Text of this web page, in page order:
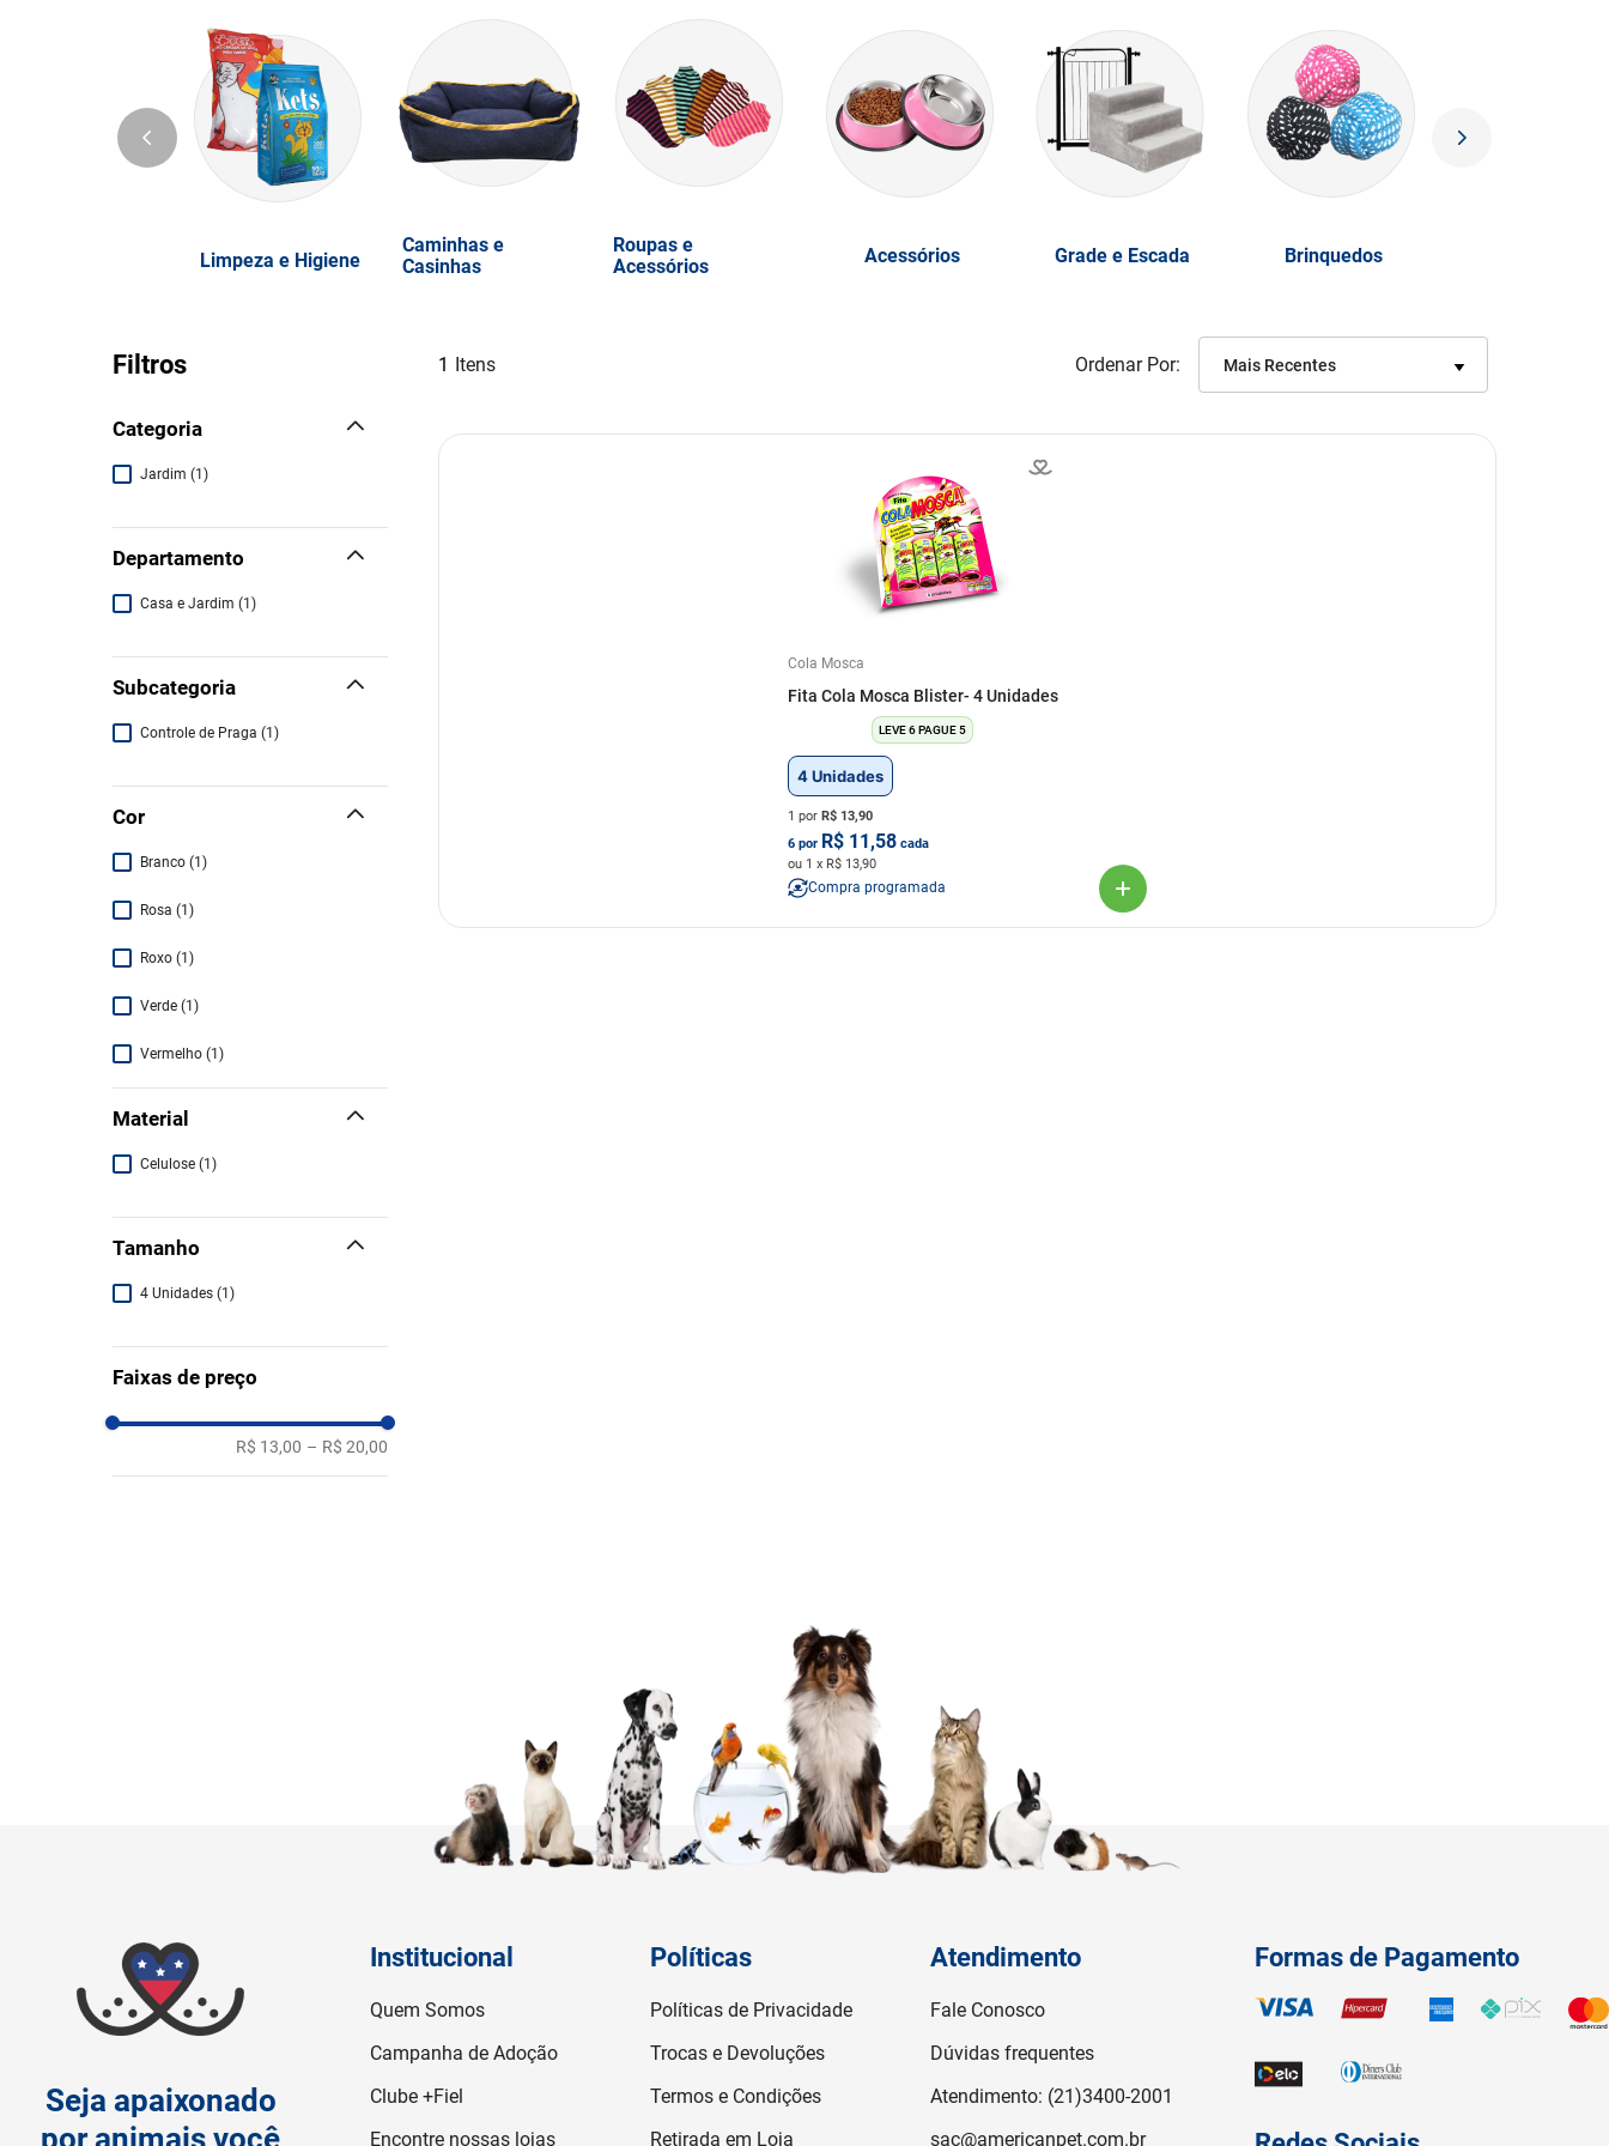
Limpeza e Higiene
Caminhas e
Casinhas
Roupas e
Acessórios
Acessórios Grade e Escada Brinquedos
Filtros
Categoria
Jardim (1)
Departamento
Casa e Jardim (1)
Subcategoria
Controle de Praga (1)
Cor
Branco (1)
Rosa (1)
Roxo (1)
Verde (1)
Vermelho (1)
Material
Celulose (1)
Tamanho
4 Unidades (1)
Faixas de preço
R$ 13,00 – R$ 20,00
1 Ordenar Por Mais Recentes
Cola Mosca
Fita Cola Mosca Blister- 4 Unidades
LEVE 6 PAGUE 5
4 Unidades
1 por R$ 13,90
6por R$ 11,58 cada
ou 1 x R$ 13,90
Compra programada
Seja apaixonado
por animais você
Institucional
Quem Somos
Campanha de Adoção
Clube +Fiel
Encontre nossas lojas
Políticas
Políticas de Privacidade
Trocas e Devoluções
Termos e Condições
Retirada em Loja
Atendimento
Fale Conosco
Dúvidas frequentes
Atendimento: (21)3400-2001
sac@americanpet.com.br
Formas de Pagamento